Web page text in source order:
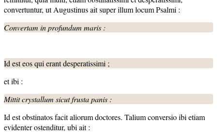
convertuntur, ut Augustinus ait super illum locum Psalmi :
Convertam in profundum maris :
Id est eos qui erant desperatissimi ;
et ibi :
Mittit crystallum sicut frusta panis :
Id est obstinatos facit aliorum doctores. Talium conversio ibi etiam
evidenter ostenditur, ubi ait :